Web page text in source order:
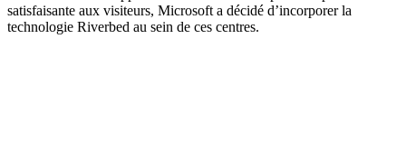
satisfaisante aux visiteurs, Microsoft a décidé d’incorporer la
technologie Riverbed au sein de ces centres.